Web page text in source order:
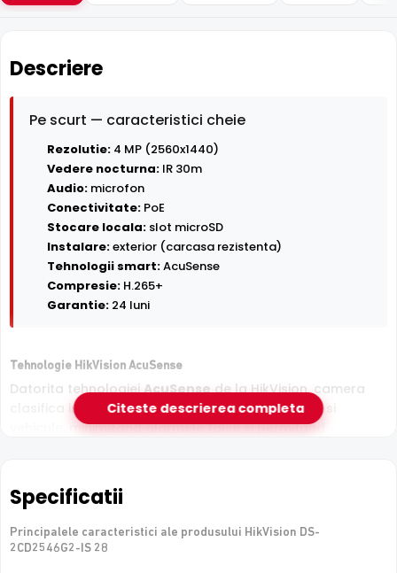
Descriere
Pe scurt — caracteristici cheie
Rezolutie: 4 MP (2560x1440)
Vedere nocturna: IR 30m
Audio: microfon
Conectivitate: PoE
Stocare locala: slot microSD
Instalare:exterior (carcasa rezistenta)
Tehnologii smart:AcuSense
Compresie: H.265+
Garantie: 24 luni
Tehnologie HikVision AcuSense
Datorita tehnologieiAcuSensede la HikVision, camera
clasifica inteligent tintele detectate in persoane si
vehicule, minimizand alarmele false si permitand
Citeste descrierea completa
Specificatii
Principalele caracteristici ale produsului HikVision DS-
2CD2546G2-IS 28